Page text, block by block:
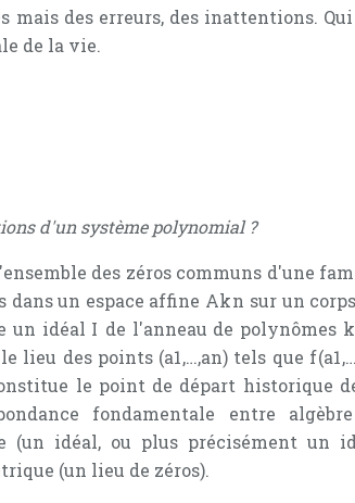
mais des erreurs, des inattentions.
de la vie.
d'un système polynomial ?
des zéros communs d'une
dans un espace affine Akn sur un corps
un idéal I de l'anneau de polynômes k
lieu des points (a1,…,an) tels que f(a1,…
le point de départ historique
fondamentale entre
(un idéal, ou plus précisément un
(un lieu de zéros).